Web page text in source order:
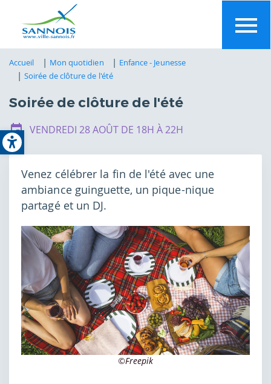
Open toolbar
Accueil Mon quotidien
Enfance - Jeunesse
Soirée de clôture de l'été
Soirée de clôture de l'été
VENDREDI 28 AOÛT DE 18H À 22H
Venez célébrer la fin de l'été avec une
ambiance guinguette, un pique-nique
partagé et un DJ.
©Freepik